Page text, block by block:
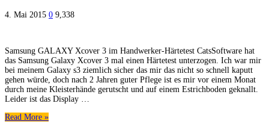
4. Mai 2015 0 9,338
Samsung GALAXY Xcover 3 im Handwerker-Härtetest CatsSoftware hat
das Samsung Galaxy Xcover 3 mal einen Härtetest unterzogen. Ich war mir
bei meinem Galaxy s3 ziemlich sicher das mir das nicht so schnell kaputt
gehen würde, doch nach 2 Jahren guter Pflege ist es mir vor einem Monat
durch meine Kleisterhände gerutscht und auf einem Estrichboden geknallt.
Leider ist das Display …
Read More »